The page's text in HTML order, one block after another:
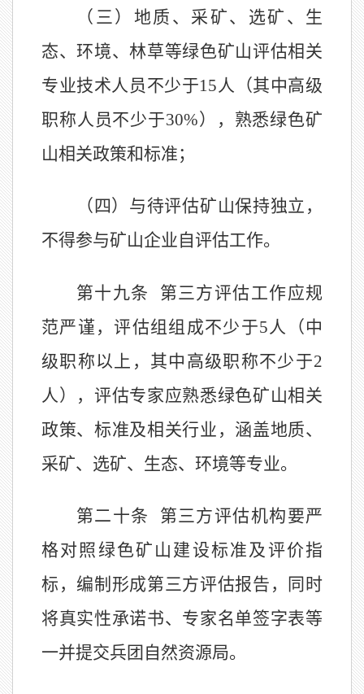
（三）地质、采矿、选矿、生
态、环境、林草等绿色矿山评估相关
专业技术人员不少于15 人（其中高级
职称人员不少于30%），熟悉绿色矿
山相关政策和标准；
（四）与待评估矿山保持独立，
不得参与矿山企业自评估工作。
第十九条
第三方评估工作应规
范严谨，评估组组成不少于5 人（中
级职称以上，其中高级职称不少于2
人），评估专家应熟悉绿色矿山相关
政策、标准及相关行业，涵盖地质、
采矿、选矿、生态、环境等专业。
第二十条
第三方评估机构要严
格对照绿色矿山建设标准及评价指
标，编制形成第三方评估报告，同时
将真实性承诺书、专家名单签字表等
一并提交兵团自然资源局。